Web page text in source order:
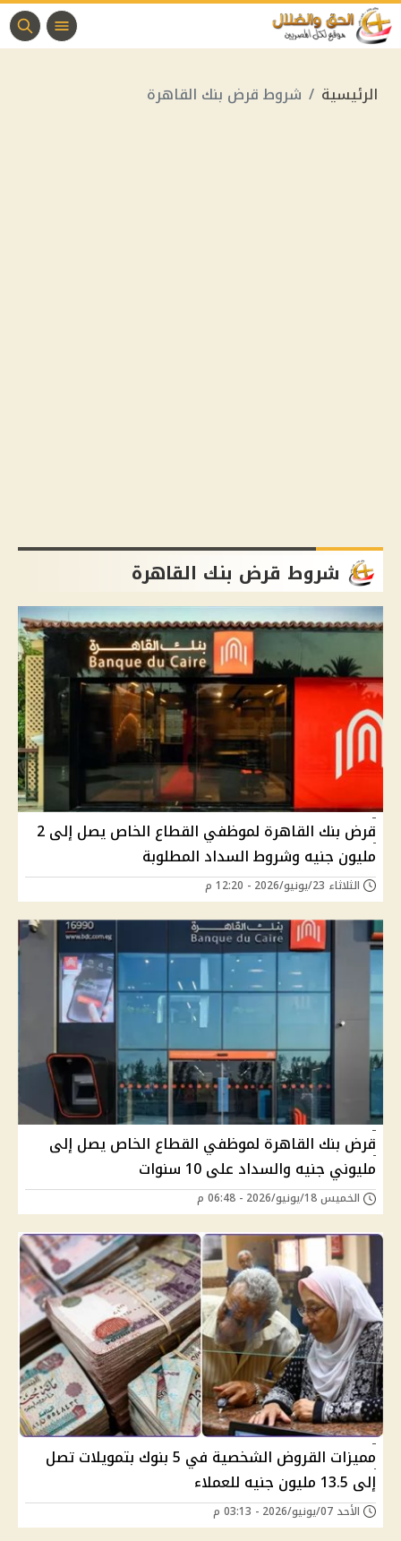
الرئيسية شروط قرض بنك القاهرة
شروط قرض بنك القاهرة
قرض بنك القاهرة لموظفي القطاع الخاص يصل إلى 2
مليون جنيه وشروط السداد المطلوبة
الثلاثاء 23/يونيو/2026 - 12:20 م
قرض بنك القاهرة لموظفي القطاع الخاص يصل إلى
مليوني جنيه والسداد على 10 سنوات
الخميس 18/يونيو/2026 - 06:48 م
مميزات القروض الشخصية في 5 بنوك بتمويلات تصل
إلى 13.5 مليون جنيه للعملاء
الأحد 07/يونيو/2026 - 03:13 م